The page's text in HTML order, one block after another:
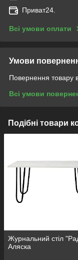
Приват24.
Всі умови оплати
Умови
Повернення товару
Всі умови
Подібні товари
Журнальний стіл
Аляска